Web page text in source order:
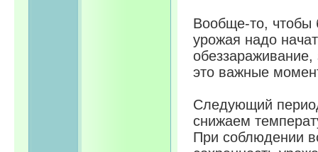
Вообще-то, чтобы
урожая надо
это важные
Следующий
снижаем
При соблюдении